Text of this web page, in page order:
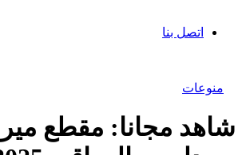
اتصل بنا
منوعات
شاهد مجانا: مقطع